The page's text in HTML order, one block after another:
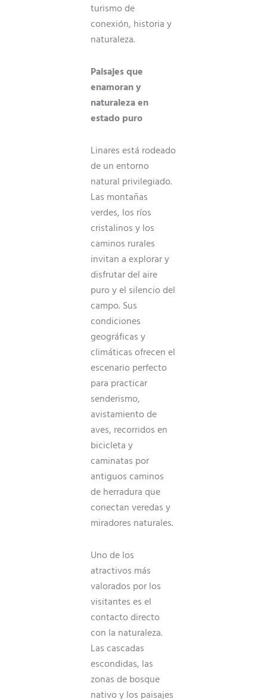
turismo de
conexión, historia y
naturaleza.
Paisajes que
enamoran y
naturaleza en
estado puro
Linares está rodeado
de un entorno
natural privilegiado.
Las montañas
verdes, los ríos
cristalinos y los
caminos rurales
invitan a explorar y
disfrutar del aire
puro y el silencio del
campo. Sus
condiciones
geográficas y
climáticas ofrecen el
escenario perfecto
para practicar
senderismo,
avistamiento de
aves, recorridos en
bicicleta y
caminatas por
antiguos caminos
de herradura que
conectan veredas y
miradores naturales.
Uno de los
atractivos más
valorados por los
visitantes es el
contacto directo
con la naturaleza.
Las cascadas
escondidas, las
zonas de bosque
nativo y los paisajes